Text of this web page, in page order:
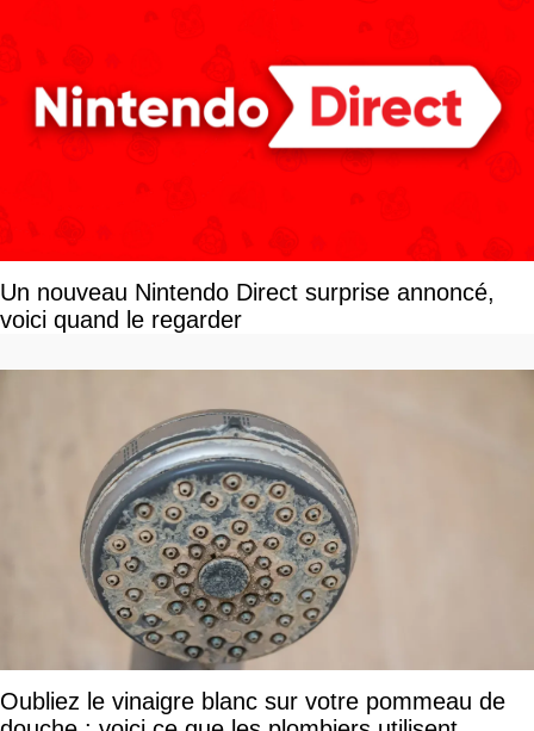
Un nouveau Nintendo Direct surprise annoncé,
voici quand le regarder
Oubliez le vinaigre blanc sur votre pommeau de